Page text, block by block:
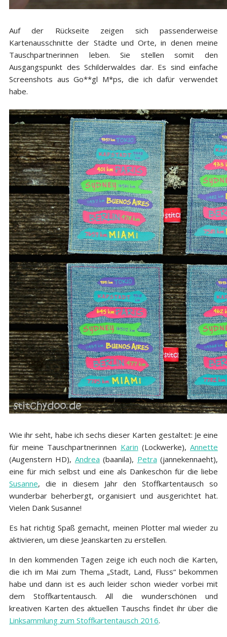
Auf der Rückseite zeigen sich passenderweise
Kartenausschnitte der Städte und Orte, in denen meine
Tauschpartnerinnen leben. Sie stellen somit den
Ausgangspunkt des Schilderwaldes dar. Es sind einfache
Screenshots aus Go**gl M*ps, die ich dafür verwendet
habe.
Wie ihr seht, habe ich sechs dieser Karten gestaltet: Je eine
für meine Tauschpartnerinnen Karin (Lockwerke),Annette
(Augenstern HD), Andrea (baanila), Petra (jannekennaeht),
eine für mich selbst und eine als Dankeschön für die liebe
Susanne, die in diesem Jahr den Stoffkartentausch so
wunderbar beherbergt, organisiert und ausgerichtet hat.
Vielen Dank Susanne!
Es hat richtig Spaß gemacht, meinen Plotter mal wieder zu
aktivieren, um diese Jeanskarten zu erstellen.
In den kommenden Tagen zeige ich euch noch die Karten,
die ich im Mai zum Thema „Stadt, Land, Fluss“ bekommen
habe und dann ist es auch leider schon wieder vorbei mit
dem Stoffkartentausch. All die wunderschönen und
kreativen Karten des aktuellen Tauschs findet ihr über die
Linksammlung zum Stoffkartentausch 2016.